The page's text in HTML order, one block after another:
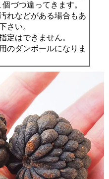
づつ違ってきます。
れなどがある場合もあ
さい。
定はできません。
のダンボールになりま